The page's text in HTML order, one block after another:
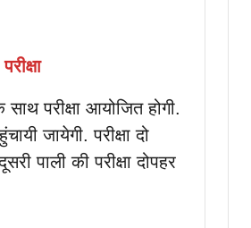
परीक्षा आयोजित होगी.
जायेगी. परीक्षा दो
पाली की परीक्षा दोपहर